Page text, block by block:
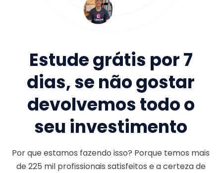
Estude grátis por 7
dias, se não gostar
devolvemos todo o
seu investimento
Por que estamos fazendo isso? Porque temos mais
de225 milprofissionais satisfeitos e a certeza de